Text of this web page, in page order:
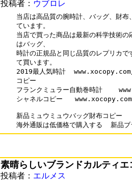
投稿者： ウブロレ
当店は高品質の腕時計、バッグ、財
ています。
当店で買った商品は最新の科学技術
はバッグ、
時計の正規品と同じ品質のレプリカ
て買います。
2019最人気時計
コピー
フランクミュラー自動巻時計
シャネルコピー
新品ミュウミュウバッグ財布コピ
素晴らしいブランドカルティエ
投稿者： エルメス